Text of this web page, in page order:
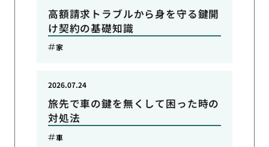
高額請求トラブルから身を守る鍵開
け契約の基礎知識
家
旅先で車の鍵を無くして困った時の
対処法
2026.07.24
車